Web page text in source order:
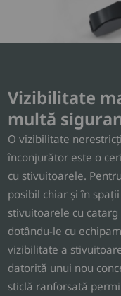
Vizibilitate
multă
O vizibilitate
înconjurător este o
cu stivuitoarele.
posibil chiar și în
stivuitoarele cu
dotându-le cu
vizibilitate a
datorită unui nou
sticlă ranforsată